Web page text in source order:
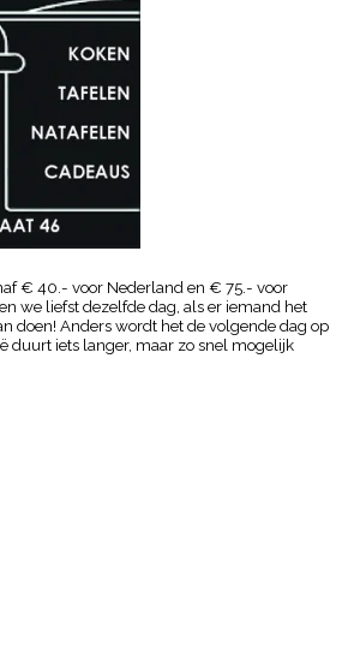
€ 40.- voor Nederland en € 75.- voor
we liefst dezelfde dag, als er iemand het
doen! Anders wordt het de volgende dag op
duurt iets langer, maar zo snel mogelijk